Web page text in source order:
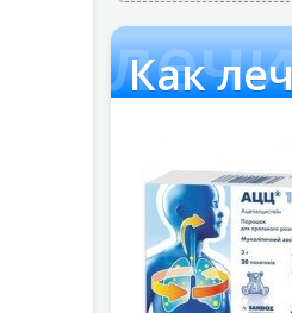
КакКак